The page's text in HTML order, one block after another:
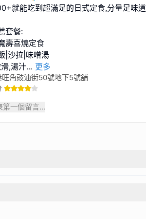
就能吃到超滿足的日式定食,分量足味
套餐:
壽喜燒定食
|沙拉|味噌湯
,湯汁... 更多
旺角豉油街50號地下5號舖
第一個留言...